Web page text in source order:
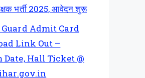
भर्ती 2025, आवेदन शुरू
Admit Card
Link Out –
Date, Hall Ticket @